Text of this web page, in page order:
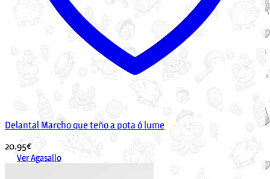
Delantal Marcho que teño a pota ó lume
20.95€
Ver Agasallo